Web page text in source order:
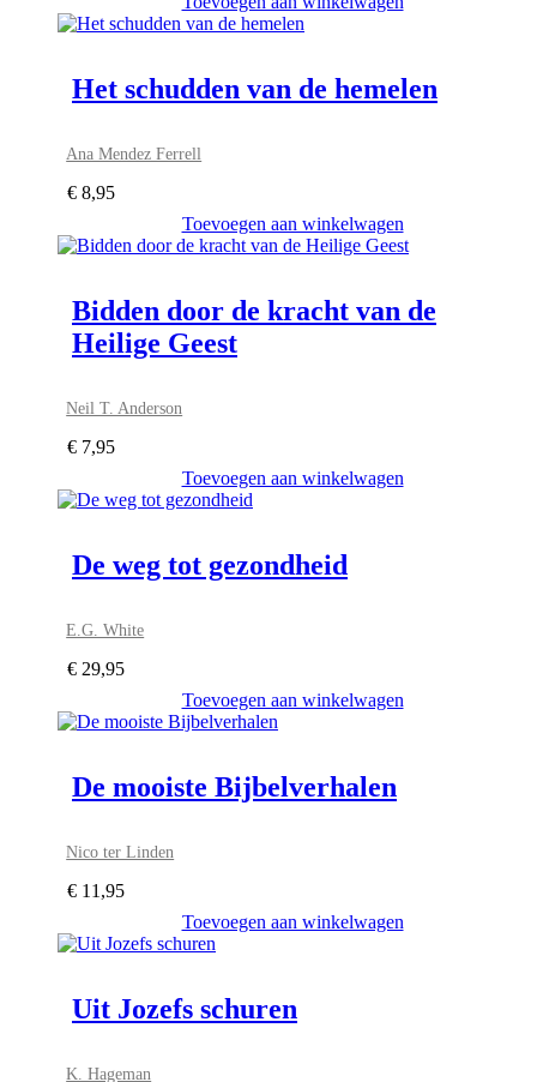
Het schudden van de hemelen
Ana Mendez Ferrell
€ 8,95
Toevoegen aan winkelwagen
Bidden door de kracht van de
Heilige Geest
Neil T. Anderson
€ 7,95
Toevoegen aan winkelwagen
De weg tot gezondheid
E.G. White
€ 29,95
Toevoegen aan winkelwagen
De mooiste Bijbelverhalen
Nico ter Linden
€ 11,95
Toevoegen aan winkelwagen
Uit Jozefs schuren
K. Hageman